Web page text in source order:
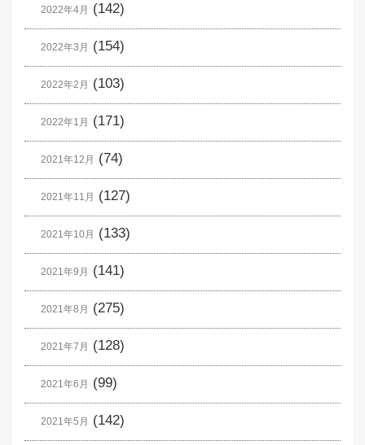
2022年4月 (142)
2022年3月 (154)
2022年2月 (103)
2022年1月 (171)
2021年12月 (74)
2021年11月 (127)
2021年10月 (133)
2021年9月 (141)
2021年8月 (275)
2021年7月 (128)
2021年6月 (99)
2021年5月 (142)